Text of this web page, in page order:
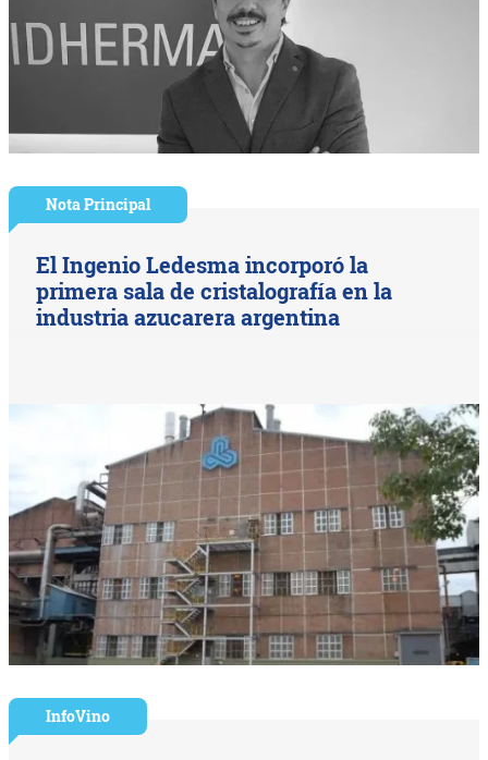
Nota Principal
El Ingenio Ledesma incorporó la
primera sala de cristalografía en la
industria azucarera argentina
InfoVino